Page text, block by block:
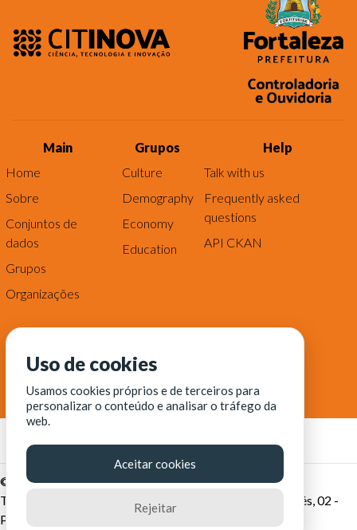
Main
Home
Sobre
Conjuntos de
dados
Grupos
Organizações
Grupos
Culture
Demography
Economy
Education
Help
Talk with us
Frequently asked
questions
API CKAN
© Fortaleza Digital || CITINOVA - Fundação de Ciência,
Tecnologia e Inovação de Fortaleza - Rua dos Tremembés, 02 -
Praia de Iracema - Fortaleza-CE
Uso de cookies
Usamos cookies próprios e de terceiros para
personalizar o conteúdo e analisar o tráfego da
web.
Aceitar cookies
Rejeitar